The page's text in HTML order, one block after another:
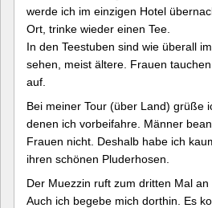
werde ich im einzigen Hotel
Ort, trinke wieder einen Tee.
In den Teestuben sind wie überall
sehen, meist ältere. Frauen
auf.
Bei meiner Tour (über Land) grüße
denen ich vorbeifahre. Männer
Frauen nicht. Deshalb habe ich
ihren schönen Pluderhosen.
Der Muezzin ruft zum dritten Mal an
Auch ich begebe mich dorthin. Es